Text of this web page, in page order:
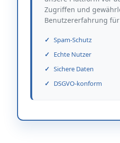
Zugriffen und
Benutzererfahrung
Spam-Schutz
Echte Nutzer
Sichere Daten
DSGVO-konform